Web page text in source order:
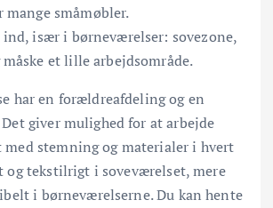
mange småmøbler.
især i børneværelser: sovezone,
måske et lille arbejdsområde.
har en forældreafdeling og en
giver mulighed for at arbejde
stemning og materialer i hvert
og tekstilrigt i soveværelset, mere
i børneværelserne. Du kan hente